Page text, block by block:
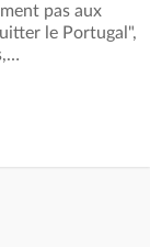
pas aux
le Portugal",